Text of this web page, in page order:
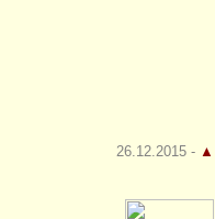
26.12.2015 - ▲